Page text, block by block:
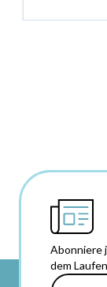
Abonniere
dem